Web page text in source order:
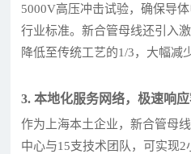
5000V高压冲击试验，确保导
行业标准。新合管母线还引入
降低至传统工艺的1/3，大幅减
3. 本地化服务网络，极速响
作为上海本土企业，新合管母
中心与15支技术团队，可实现